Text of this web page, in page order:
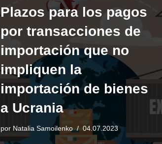
Plazos para los pagos
por transacciones de
importación que no
impliquen la
importación de bienes
a Ucrania
por Natalia Samoilenko 04.07.2023